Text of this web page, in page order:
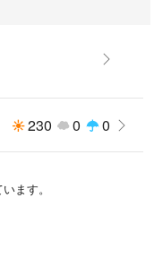
230 0 0
ます。